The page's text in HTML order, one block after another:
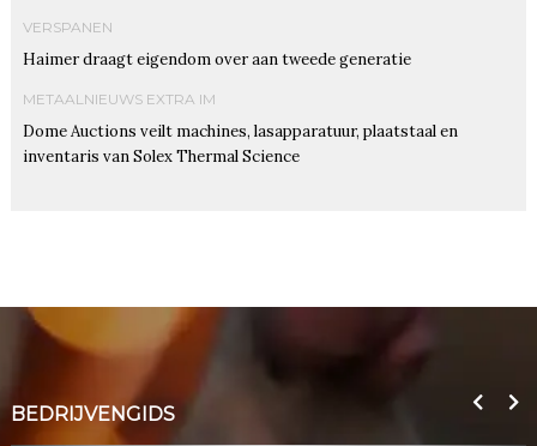
VERSPANEN
Haimer draagt eigendom over aan tweede generatie
METAALNIEUWS EXTRA IM
Dome Auctions veilt machines, lasapparatuur, plaatstaal en
inventaris van Solex Thermal Science
BEDRIJVENGIDS